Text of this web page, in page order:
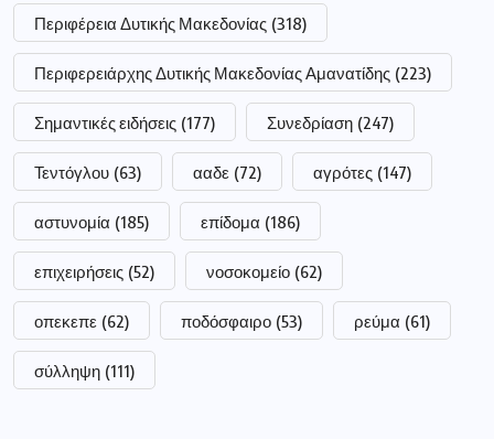
Περιφέρεια Δυτικής Μακεδονίας (318)
Περιφερειάρχης Δυτικής Μακεδονίας Αμανατίδης (223)
Σημαντικές ειδήσεις (177) Συνεδρίαση (247)
Τεντόγλου (63) ααδε (72) αγρότες (147)
αστυνομία (185) επίδομα (186)
επιχειρήσεις (52) νοσοκομείο (62)
οπεκεπε (62) ποδόσφαιρο (53) ρεύμα (61)
σύλληψη (111)